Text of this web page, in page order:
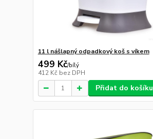
11 l nášlapný odpadkový koš s víkem
499 Kč/bílý
412 Kč bez DPH
Přidat do košíku